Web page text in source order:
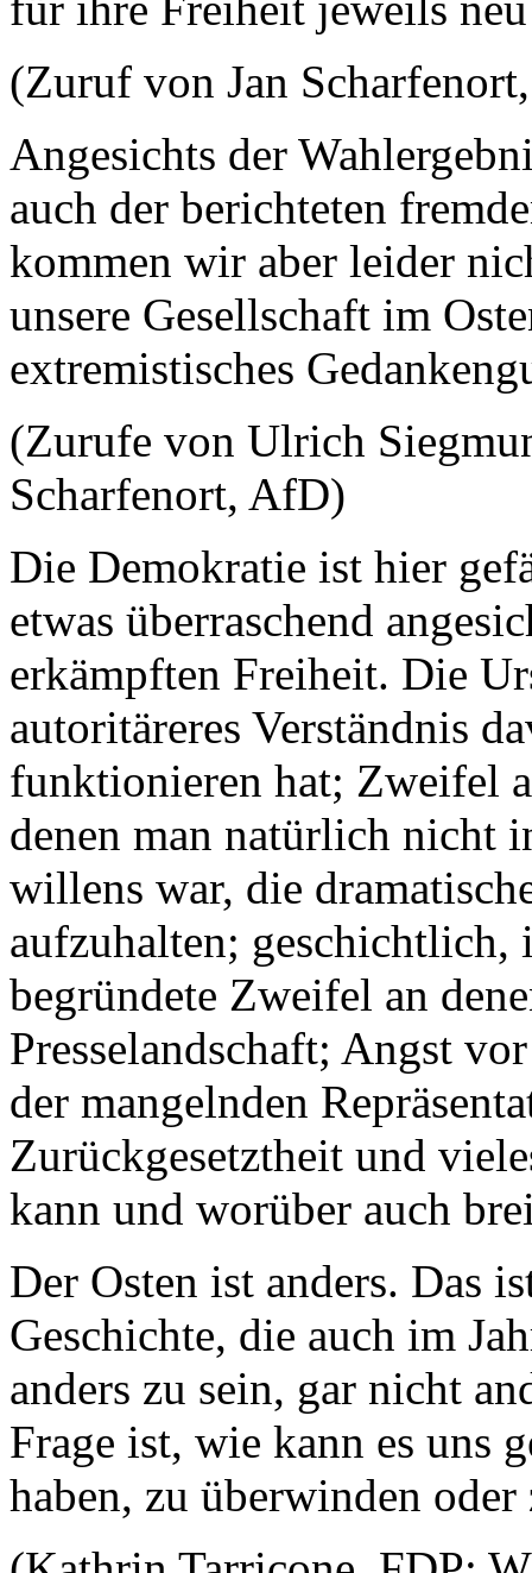
(Zuruf von Jan
Angesichts der
auch der berichteten
kommen wir aber leider
unsere Gesellschaft im
extremistisches
(Zurufe von Ulrich
Scharfenort, AfD)
Die Demokratie ist hier
etwas überraschend
erkämpften Freiheit. Die
autoritäreres Verständnis
funktionieren hat; Zweifel
denen man natürlich nicht
willens war, die
aufzuhalten; geschichtlich,
begründete Zweifel an
Presselandschaft; Angst
der mangelnden
Zurückgesetztheit und
kann und worüber auch
Der Osten ist anders. Das
Geschichte, die auch im
anders zu sein, gar nicht
Frage ist, wie kann es uns
haben, zu überwinden